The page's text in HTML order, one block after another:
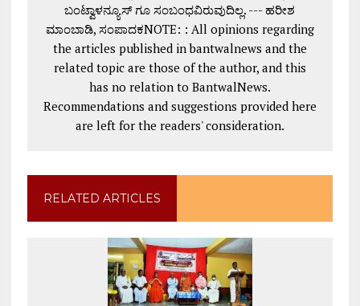
ಬಂಟ್ವಾಳನ್ಯೂಸ್ ಗೂ ಸಂಬಂಧವಿರುವುದಿಲ್ಲ. --- ಹರೀಶ
ಮಾಂಬಾಡಿ, ಸಂಪಾದಕNOTE: : All opinions regarding
the articles published in bantwalnews and the
related topic are those of the author, and this
has no relation to BantwalNews.
Recommendations and suggestions provided here
are left for the readers' consideration.
RELATED ARTICLES